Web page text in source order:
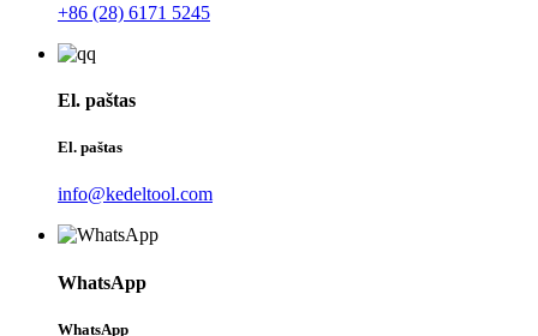
+86 (28) 6171 5245
El. paštas
El. paštas
info@kedeltool.com
WhatsApp
WhatsApp